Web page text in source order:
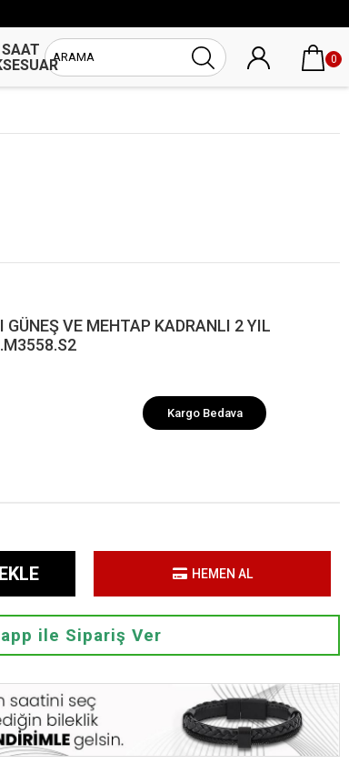
SAAT
UNİSEX
0
VE MEHTAP KADRANLI 2 YIL
Kargo Bedava
HEMEN AL
ile Sipariş Ver